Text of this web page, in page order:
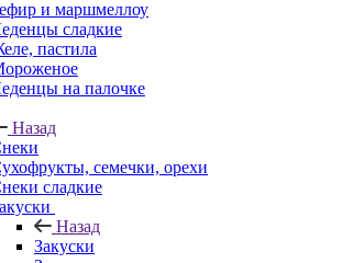
и маршмеллоу
сладкие
пастила
на палочке
Назад
семечки, орехи
сладкие
Назад
Закуски